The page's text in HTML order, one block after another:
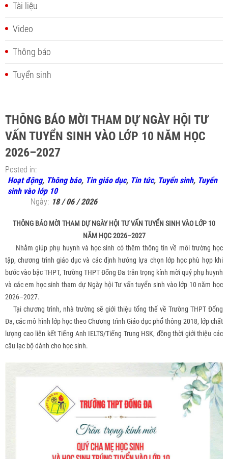
Tài liệu
Video
Thông báo
Tuyển sinh
THÔNG BÁO MỜI THAM DỰ NGÀY HỘI TƯ
VẤN TUYỂN SINH VÀO LỚP 10 NĂM HỌC
2026–2027
Posted in:
Hoạt động, Thông báo, Tin giáo dục, Tin tức, Tuyển sinh, Tuyển
sinh vào lớp 10
Ngày: 18 / 06 / 2026
THÔNG BÁO MỜI THAM DỰ NGÀY HỘI TƯ VẤN TUYỂN SINH VÀO LỚP 10
NĂM HỌC 2026–2027
Nhằm giúp phụ huynh và học sinh có thêm thông tin về môi trường học
tập, chương trình giáo dục và các định hướng lựa chọn lớp học phù hợp khi
bước vào bậc THPT, Trường THPT Đống Đa trân trọng kính mời quý phụ huynh
và các em học sinh tham dự Ngày hội Tư vấn tuyển sinh vào lớp 10 năm học
2026–2027.
Tại chương trình, nhà trường sẽ giới thiệu tổng thể về Trường THPT Đống
Đa, các mô hình lớp học theo Chương trình Giáo dục phổ thông 2018, lớp chất
lượng cao liên kết Tiếng Anh IELTS/Tiếng Trung HSK, đồng thời giới thiệu các
câu lạc bộ dành cho học sinh.